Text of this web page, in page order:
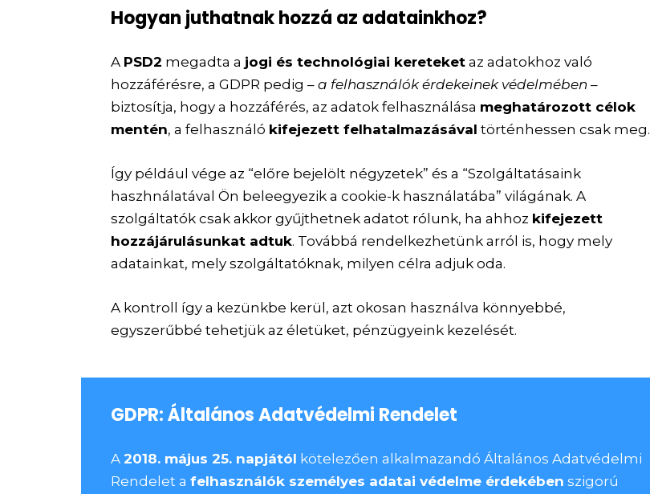
Hogyan juthatnak hozzá az adatainkhoz?
A PSD2 megadta a jogi és technológiai kereteket az adatokhoz való
hozzáférésre, a GDPR pedig – a felhasználók érdekeinek védelmében –
biztosítja, hogy a hozzáférés, az adatok felhasználása meghatározott célok
mentén, a felhasználó kifejezett felhatalmazásával történhessen csak meg.
Így például vége az “előre bejelölt négyzetek” és a “Szolgáltatásaink
haszhnálatával Ön beleegyezik a cookie-k használatába” világának. A
szolgáltatók csak akkor gyűjthetnek adatot rólunk, ha ahhoz kifejezett
hozzájárulásunkat adtuk. Továbbá rendelkezhetünk arról is, hogy mely
adatainkat, mely szolgáltatóknak, milyen célra adjuk oda.
A kontroll így a kezünkbe kerül, azt okosan használva könnyebbé,
egyszerűbbé tehetjük az életüket, pénzügyeink kezelését.
GDPR: Általános Adatvédelmi Rendelet
A2018. május 25. napjától kötelezően alkalmazandó Általános Adatvédelmi
Rendelet afelhasználók személyes adatai védelme érdekében szigorú